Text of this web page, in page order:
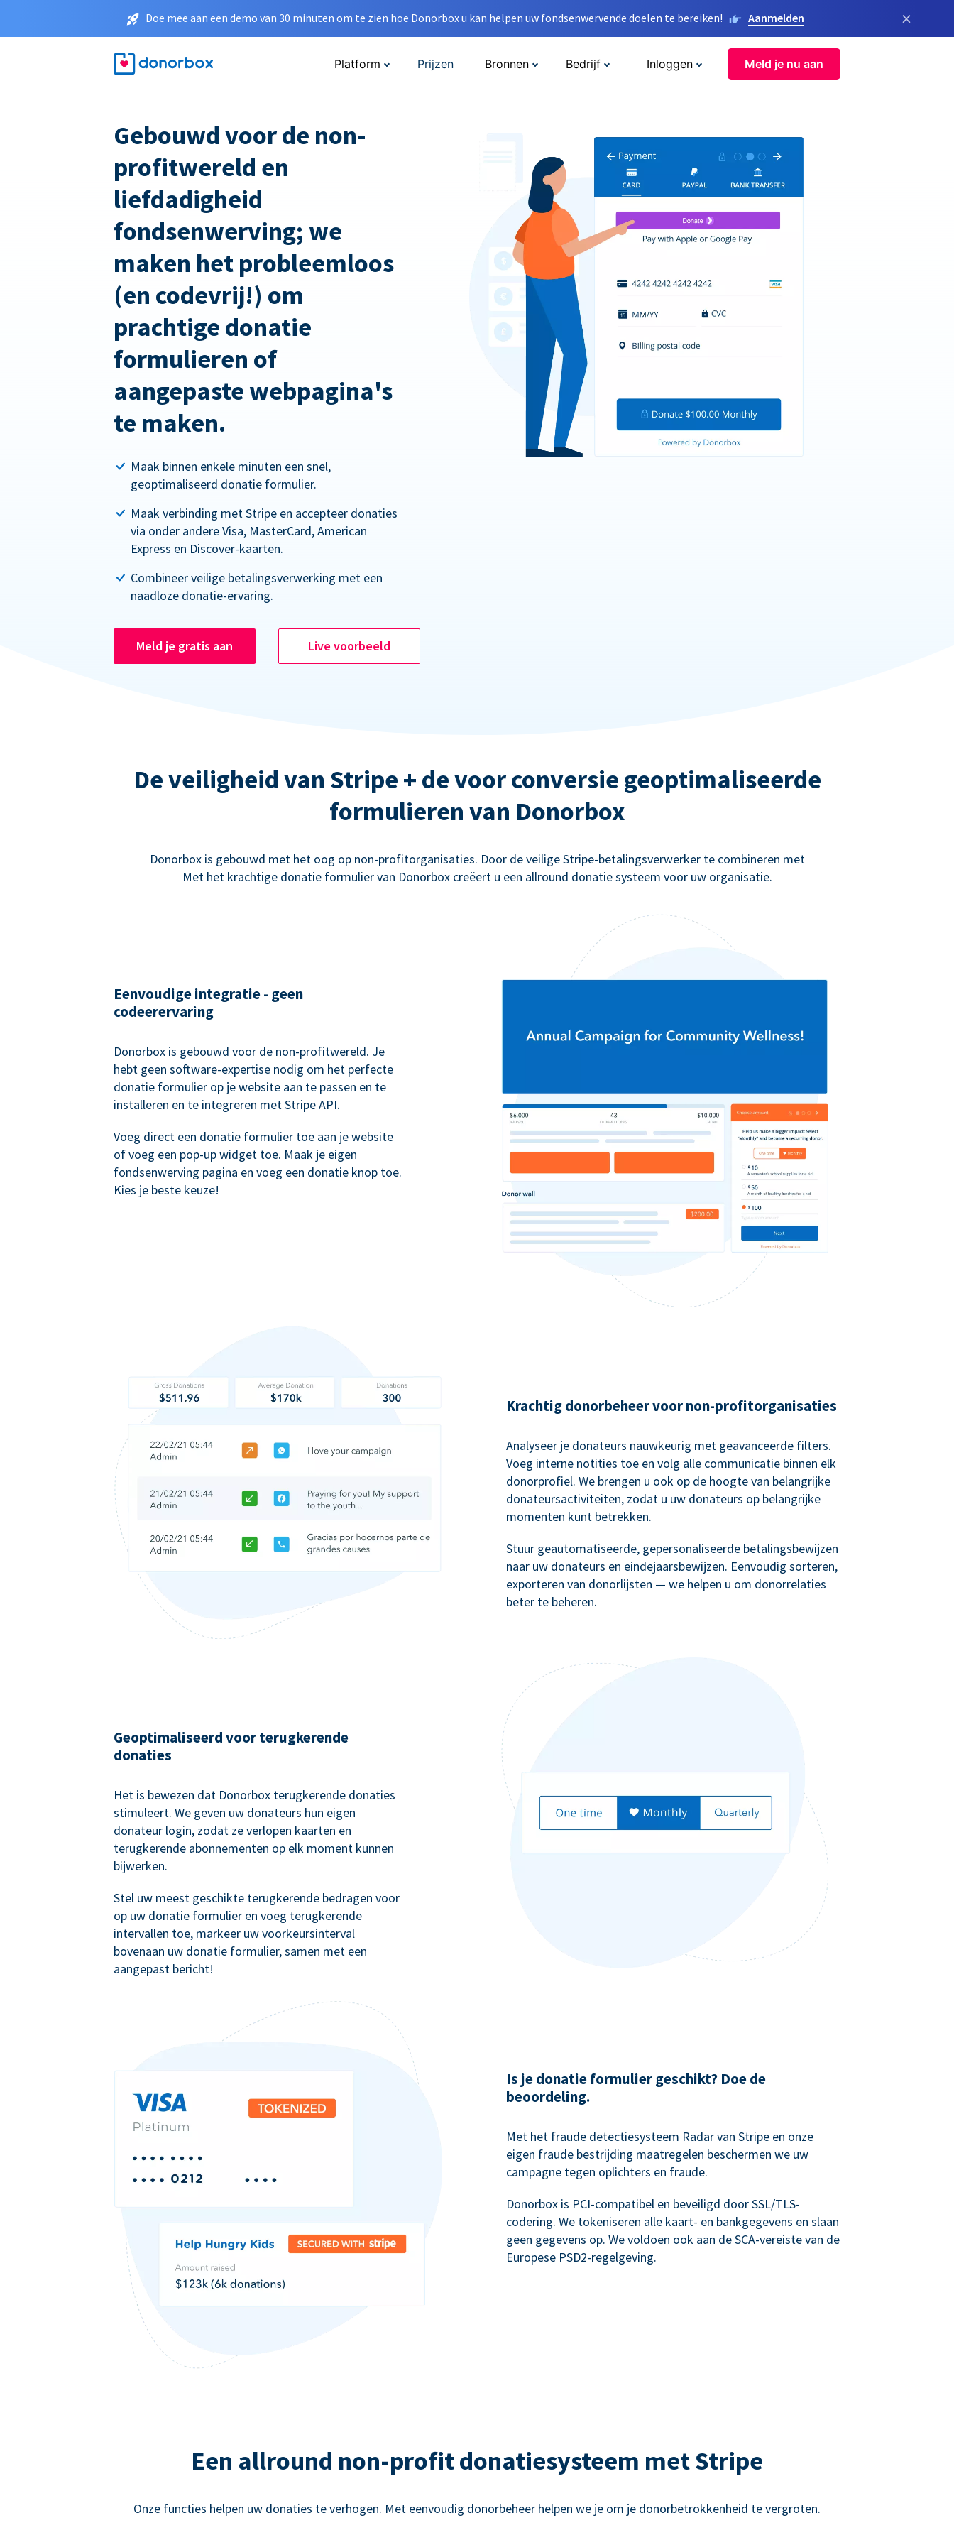
Doe mee aan een demo van 30 minuten om te zien hoe Donorbox u kan helpen uw fondsenwervende doelen te bereiken! Aanmelden ×
Platform Prijzen Bronnen Bedrijf Inloggen Meld je nu aan
Gebouwd voor de non-
profitwereld en
liefdadigheid
fondsenwerving; we
maken het probleemloos
(en codevrij!) om
prachtige donatie
formulieren of
aangepaste webpagina's
te maken.
Maak binnen enkele minuten een snel,
geoptimaliseerd donatie formulier.
Maak verbinding met Stripe en accepteer donaties
via onder andere Visa, MasterCard, American
Express en Discover-kaarten.
Combineer veilige betalingsverwerking met een
naadloze donatie-ervaring.
Meld je gratis aan Live voorbeeld
De veiligheid van Stripe + de voor conversie geoptimaliseerde
formulieren van Donorbox
Donorbox is gebouwd met het oog op non-profitorganisaties. Door de veilige Stripe-betalingsverwerker te combineren met
Met het krachtige donatie formulier van Donorbox creëert u een allround donatie systeem voor uw organisatie.
Eenvoudige integratie - geen
codeerervaring
Donorbox is gebouwd voor de non-profitwereld. Je
hebt geen software-expertise nodig om het perfecte
donatie formulier op je website aan te passen en te
installeren en te integreren met Stripe API.
Voeg direct een donatie formulier toe aan je website
of voeg een pop-up widget toe. Maak je eigen
fondsenwerving pagina en voeg een donatie knop toe.
Kies je beste keuze!
Krachtig donorbeheer voor non-profitorganisaties
Analyseer je donateurs nauwkeurig met geavanceerde filters.
Voeg interne notities toe en volg alle communicatie binnen elk
donorprofiel. We brengen u ook op de hoogte van belangrijke
donateursactiviteiten, zodat u uw donateurs op belangrijke
momenten kunt betrekken.
Stuur geautomatiseerde, gepersonaliseerde betalingsbewijzen
naar uw donateurs en eindejaarsbewijzen. Eenvoudig sorteren,
exporteren van donorlijsten — we helpen u om donorrelaties
beter te beheren.
Geoptimaliseerd voor terugkerende
donaties
Het is bewezen dat Donorbox terugkerende donaties
stimuleert. We geven uw donateurs hun eigen
donateur login, zodat ze verlopen kaarten en
terugkerende abonnementen op elk moment kunnen
bijwerken.
Stel uw meest geschikte terugkerende bedragen voor
op uw donatie formulier en voeg terugkerende
intervallen toe, markeer uw voorkeursinterval
bovenaan uw donatie formulier, samen met een
aangepast bericht!
Is je donatie formulier geschikt? Doe de
beoordeling.
Met het fraude detectiesysteem Radar van Stripe en onze
eigen fraude bestrijding maatregelen beschermen we uw
campagne tegen oplichters en fraude.
Donorbox is PCI-compatibel en beveiligd door SSL/TLS-
codering. We tokeniseren alle kaart- en bankgegevens en slaan
geen gegevens op. We voldoen ook aan de SCA-vereiste van de
Europese PSD2-regelgeving.
Een allround non-profit donatiesysteem met Stripe
Onze functies helpen uw donaties te verhogen. Met eenvoudig donorbeheer helpen we je om je donorbetrokkenheid te vergroten.